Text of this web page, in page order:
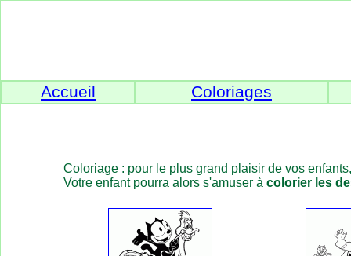
Accueil Coloriages
Coloriage : pour le plus grand plaisir de vos
Votre enfant pourra alors s'amuser à colorier les